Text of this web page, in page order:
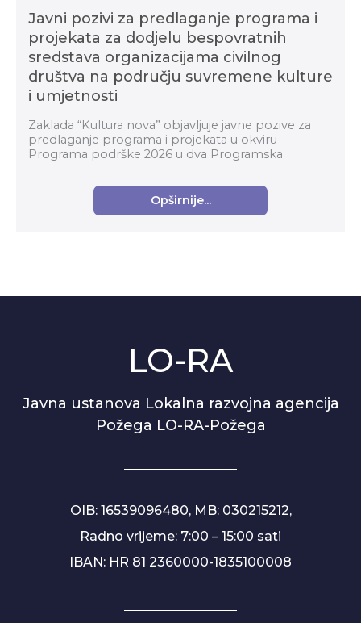
Javni pozivi za predlaganje programa i
projekata za dodjelu bespovratnih
sredstava organizacijama civilnog
društva na području suvremene kulture
i umjetnosti
Zaklada “Kultura nova” objavljuje javne pozive za
predlaganje programa i projekata u okviru
Programa podrške 2026 u dva Programska
umjetnost za...
Opširnije...
LO-RA
Javna ustanova Lokalna razvojna agencija
Požega LO-RA-Požega
OIB: 16539096480, MB: 030215212,
Radno vrijeme: 7:00 – 15:00 sati
IBAN: HR 81 2360000-1835100008